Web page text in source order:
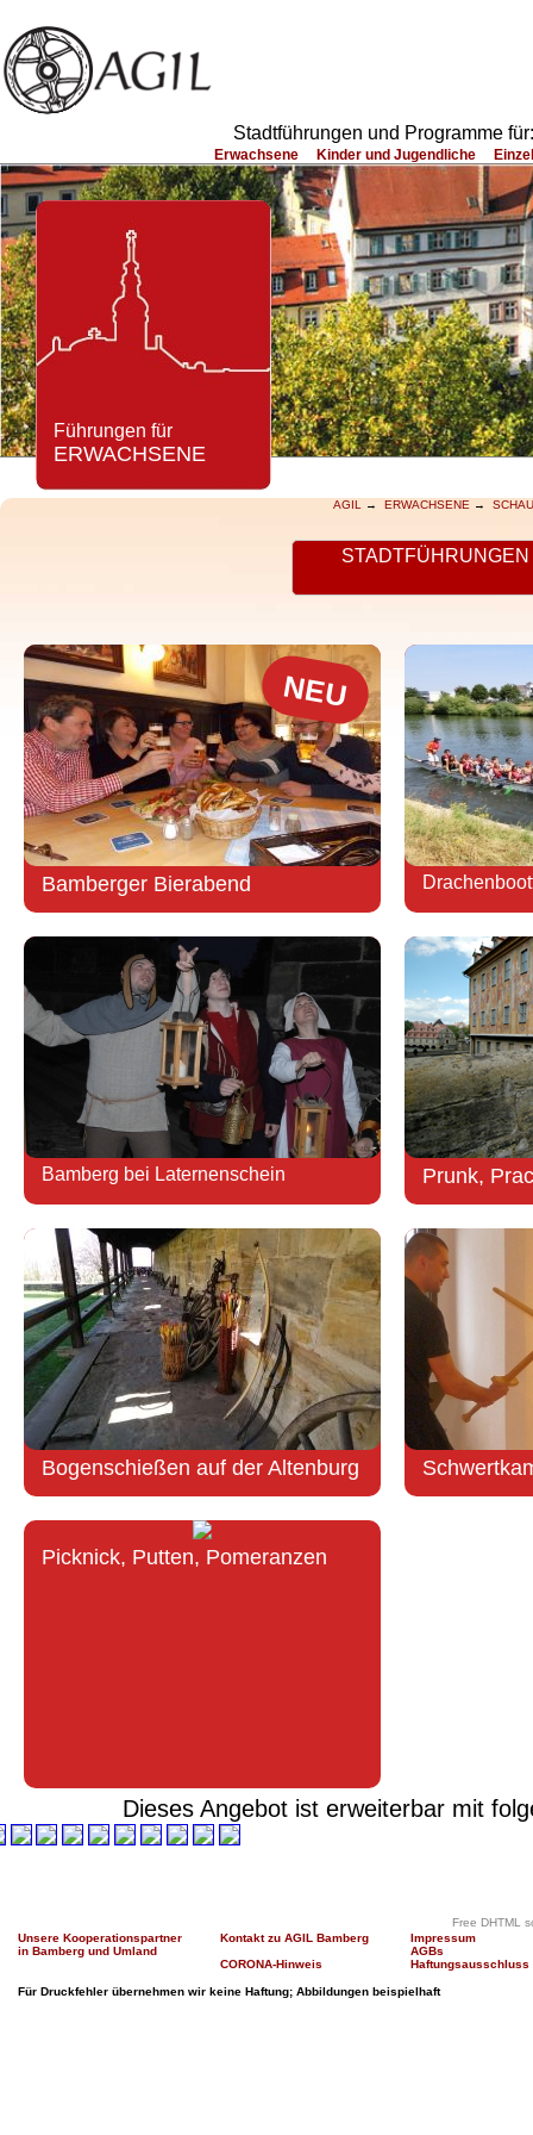
Stadtführungen und Programme
Erwachsene Kinder und Jugendliche
Führungen für
ERWACHSENE
AGIL → ERWACHSENE →
STADTFÜHRUNGEN
NEU
Bamberger Bierabend
Bamberg bei Laternenschein Prunk,
Bogenschießen auf der Altenburg
Picknick, Putten, Pomeranzen
Dieses Angebot ist erweiterbar mit
Free DHTML
Unsere Kooperationspartner
in Bamberg und Umland
Kontakt zu AGIL Bamberg
CORONA-Hinweis
Impressum
AGBs
Haftungsausschluss
Für Druckfehler übernehmen wir keine Haftung; Abbildungen beispielhaft